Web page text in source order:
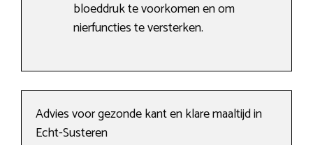
bloeddruk te voorkomen en om
nierfuncties te versterken.
Advies voor gezonde kant en klare maaltijd in
Echt-Susteren